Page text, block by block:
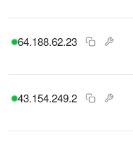
64.188.62.23
43.154.249.2